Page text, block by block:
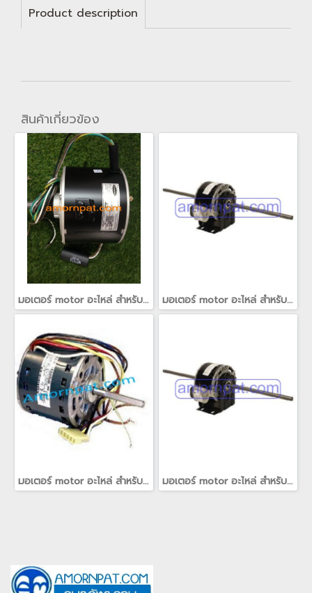
Product description
สินค้าเกี่ยวข้อง
มอเตอร์ motor อะไหล่ สำหรับ เครื่องปรับอากาศ แคเรียร์ Carrier(copy)(copy)(copy)(copy) มอเตอร์ motor อะไหล่ สำหรับ เครื่องปรับอากาศ แคเรียร์ Carrier(copy)(copy)(copy)(copy)(copy)
มอเตอร์ motor อะไหล่ สำหรับ เครื่องปรับอากาศ แคเรียร์ Carrier มอเตอร์ motor อะไหล่ สำหรับ เครื่องปรับอากาศ แคเรียร์ Carrier(copy)(copy)(copy)(copy)